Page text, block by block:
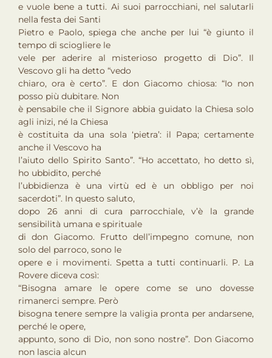
e vuole bene a tutti. Ai suoi parrocchiani, nel salutarli
nella festa dei Santi
Pietro e Paolo, spiega che anche per lui “è giunto il
tempo di sciogliere le
vele per aderire al misterioso progetto di Dio”. Il
Vescovo gli ha detto “vedo
chiaro, ora è certo”. E don Giacomo chiosa: “Io non
posso più dubitare. Non
è pensabile che il Signore abbia guidato la Chiesa solo
agli inizi, né la Chiesa
è costituita da una sola ‘pietra’: il Papa; certamente
anche il Vescovo ha
l’aiuto dello Spirito Santo”. “Ho accettato, ho detto sì,
ho ubbidito, perché
l’ubbidienza è una virtù ed è un obbligo per noi
sacerdoti”. In questo saluto,
dopo 26 anni di cura parrocchiale, v’è la grande
sensibilità umana e spirituale
di don Giacomo. Frutto dell’impegno comune, non
solo del parroco, sono le
opere e i movimenti. Spetta a tutti continuarli. P. La
Rovere diceva così:
“Bisogna amare le opere come se uno dovesse
rimanerci sempre. Però
bisogna tenere sempre la valigia pronta per andarsene,
perché le opere,
appunto, sono di Dio, non sono nostre”. Don Giacomo
non lascia alcun